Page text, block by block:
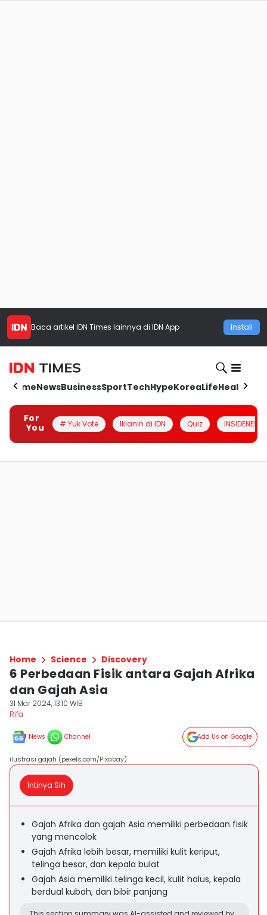
Baca artikel IDN Times lainnya di IDN App Install
HomeNewsBusinessSportTechHypeKoreaLifeHealth
For
You
# Yuk Vote Iklanin di IDN Quiz INSIDENESIA
Home Science Discovery
6 Perbedaan Fisik antara Gajah Afrika
dan Gajah Asia
31 Mar 2024, 13:10 WIB
Rifa
News Channel Add Us on Google
ilustrasi gajah (pexels.com/Pixabay)
Intinya Sih
Gajah Afrika dan gajah Asia memiliki perbedaan fisik
yang mencolok
Gajah Afrika lebih besar, memiliki kulit keriput,
telinga besar, dan kepala bulat
Gajah Asia memiliki telinga kecil, kulit halus, kepala
berdual kubah, dan bibir panjang